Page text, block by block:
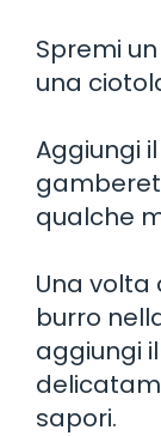
Spremi
una
Aggiungi
qualche
Una volta
burro
aggiungi
sapori.